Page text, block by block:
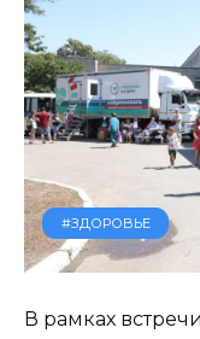
#ЗДОРОВЬЕ
В рамках